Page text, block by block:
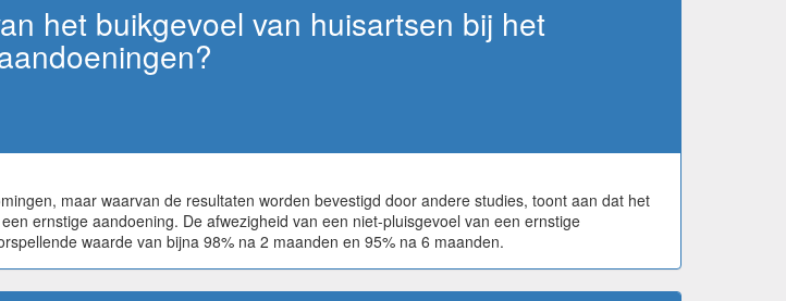
het buikgevoel van huisartsen bij het
maar waarvan de resultaten worden bevestigd door andere studies, toont aan dat het
ernstige aandoening. De afwezigheid van een niet-pluisgevoel van een ernstige
waarde van bijna 98% na 2 maanden en 95% na 6 maanden.